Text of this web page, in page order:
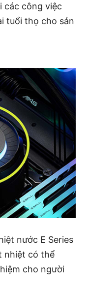
các công việc
tuổi thọ cho sản
nước E Series
nhiệt có thể
cho người